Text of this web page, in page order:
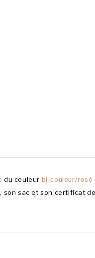
du couleur bi-couleur/rosé
son sac et son certificat